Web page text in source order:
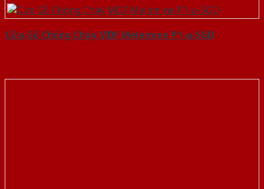
Cửa Gỗ Chống Cháy MDF Melamine P1-a-SGD